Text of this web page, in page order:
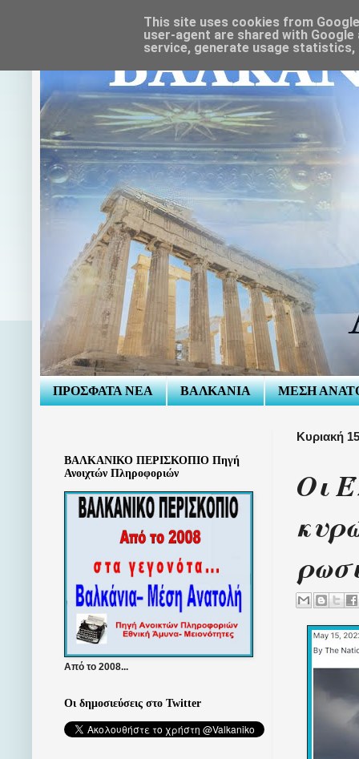
ΠΡΟΣΦΑΤΑ ΝΕΑ ΒΑΛΚΑΝΙΑ ΜΕΣΗ
Κυριακή
Οι
ΒΑΛΚΑΝΙΚΟ ΠΕΡΙΣΚΟΠΙΟ Πηγή
Ανοιχτών Πληροφοριών
Από το 2008...
Οι δημοσιεύσεις στο Twitter
This site uses cookies from
user-agent are shared with
service, generate usage statistics,